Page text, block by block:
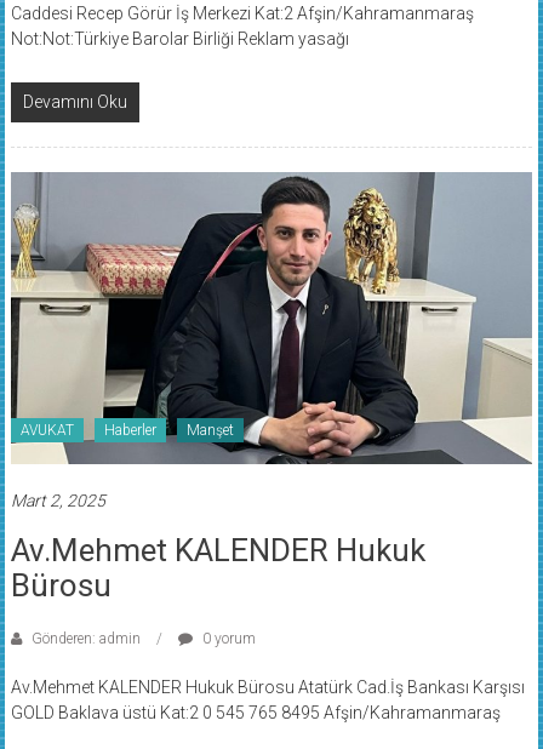
Caddesi Recep Görür İş Merkezi Kat:2 Afşin/Kahramanmaraş
Not:Not:Türkiye Barolar Birliği Reklam yasağı
Devamını Oku
AVUKAT Haberler Manşet
Mart 2, 2025
Av.Mehmet KALENDER Hukuk
Bürosu
Gönderen: admin 0 yorum
Av.Mehmet KALENDER Hukuk Bürosu Atatürk Cad.İş Bankası Karşısı
GOLD Baklava üstü Kat:2 0 545 765 8495 Afşin/Kahramanmaraş